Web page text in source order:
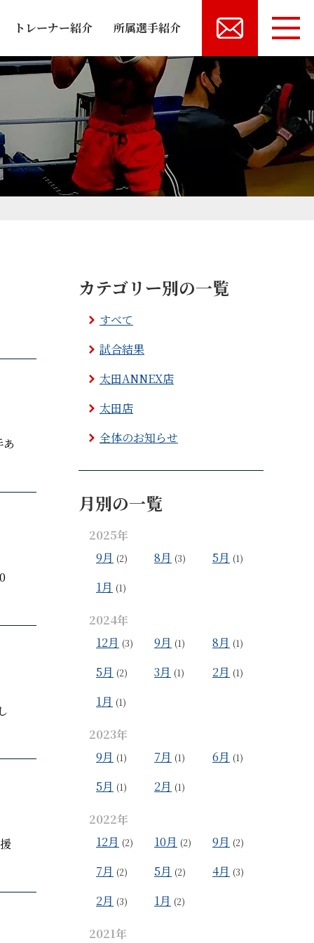
トレーナー紹介 所属選手紹介
カテゴリー別の一覧
すべて
試合結果
太田ANNEX店
太田店
全体のお知らせ
月別の一覧
2025年
9月 (2) 8月 (3) 5月 (1)
1月 (1)
2024年
12月 (3) 9月 (1) 8月 (1)
5月 (2) 3月 (1) 2月 (1)
1月 (1)
2023年
9月 (1) 7月 (1) 6月 (1)
5月 (1) 2月 (1)
2022年
12月 (2) 10月 (2) 9月 (2)
7月 (2) 5月 (2) 4月 (3)
2月 (3) 1月 (2)
2021年